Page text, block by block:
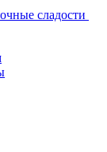
сладости